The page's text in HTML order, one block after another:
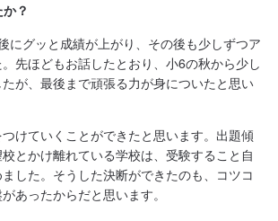
？
にグッと成績が上がり、その後も少しずつア
先ほどもお話したとおり、小6の秋から少し
が、最後まで頑張る力が身についたと思い
けていくことができたと思います。出題傾
とかけ離れている学校は、受験すること自
した。そうした決断ができたのも、コツコ
あったからだと思います。